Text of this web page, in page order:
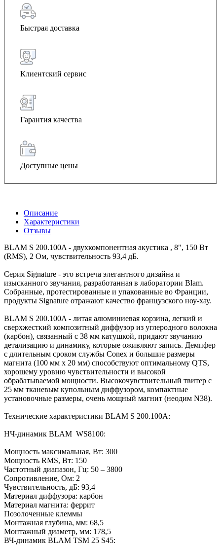
Быстрая доставка
Клиентский сервис
Гарантия качества
Доступные цены
Описание
Характеристики
Отзывы
BLAM S 200.100A - двухкомпонентная акустика , 8", 150 Вт
(RMS), 2 Ом, чувствительность 93,4 дБ.
Серия Signature - это встреча элегантного дизайна и
изысканного звучания, разработанная в лаборатории Blam.
Собранные, протестированные и упакованные во Франции,
продукты Signature отражают качество французского ноу-хау.
BLAM S 200.100A - литая алюминиевая корзина, легкий и
сверхжесткий композитный диффузор из углеродного волокна
(карбон), связанный с 38 мм катушкой, придают звучанию
детализацию и динамику, которые оживляют запись. Демпфер
с длительным сроком службы Conex и большие размеры
магнита (100 мм x 20 мм) способствуют оптимальному QTS,
хорошему уровню чувствительности и высокой
обрабатываемой мощности. Высокочувствительный твитер с
25 мм тканевым купольным диффузором, компактные
установочные размеры, очень мощный магнит (неодим N38).
Технические характеристики BLAM S 200.100A:
НЧ-динамик BLAM WS8100:
Мощность максимальная, Вт: 300
Мощность RMS, Вт: 150
Частотный диапазон, Гц: 50 – 3800
Сопротивление, Ом: 2
Чувствительность, дБ: 93,4
Материал диффузора: карбон
Материал магнита: феррит
Позолоченные клеммы
Монтажная глубина, мм: 68,5
Монтажный диаметр, мм: 178,5
ВЧ-динамик BLAM TSM 25 S45: